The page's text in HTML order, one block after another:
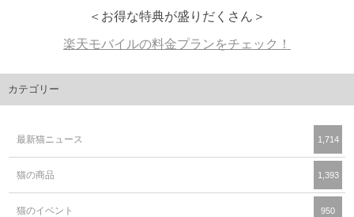
＜お得な特典が盛りだくさん＞
楽天モバイルの料金プランをチェック！
カテゴリー
最新猫ニュース 1,714
猫の商品 1,393
猫のイベント 950